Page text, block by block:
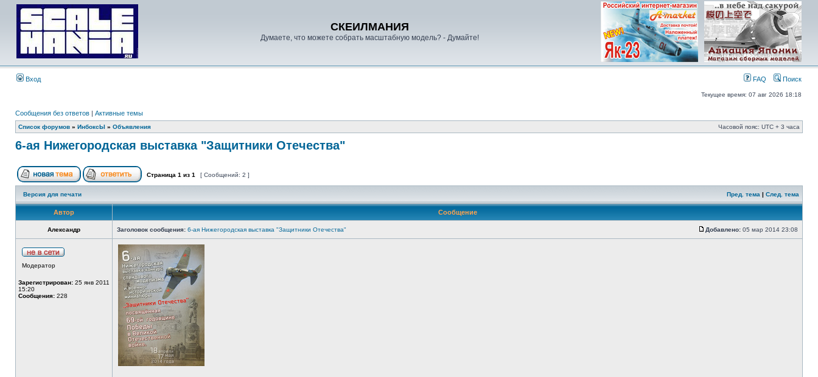
СКЕИЛМАНИЯ
Думаете, что можете собрать масштабную модель? - Думайте!
Вход FAQ Поиск
Текущее время: 07 авг 2026 18:18
Сообщения без ответов | Активные темы
Список форумов » ИнбоксЫ » Объявления Часовой пояс: UTC + 3 часа
6-ая Нижегородская выставка "Защитники Отечества"
Страница 1 из 1 [ Сообщений: 2 ]
Версия для печати Пред. тема | След. тема
Автор Сообщение
Александр Заголовок сообщения: 6-ая Нижегородская выставка "Защитники Отечества" Добавлено: 05 мар 2014 23:08
Модератор
Зарегистрирован: 25 янв 2011
15:20
Сообщения: 228